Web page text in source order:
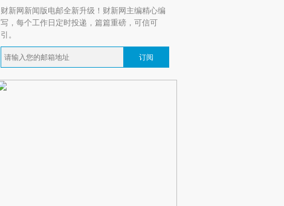
财新网新闻版电邮全新升级！财新网主编精心编
写，每个工作日定时投递，篇篇重磅，可信可
引。
订阅